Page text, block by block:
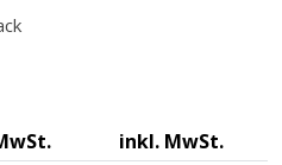
inkl. MwSt.
bietet dem Anwender
z.B. bei den Formularen
Schließen des Browsers